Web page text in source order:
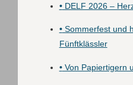
•DELF 2026 –
•Sommerfest und
Fünftklässler
•Von Papiertigern